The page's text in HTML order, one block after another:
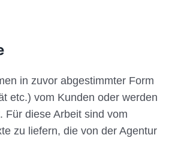
in zuvor abgestimmter Form
etc.) vom Kunden oder werden
Für diese Arbeit sind vom
zu liefern, die von der Agentur